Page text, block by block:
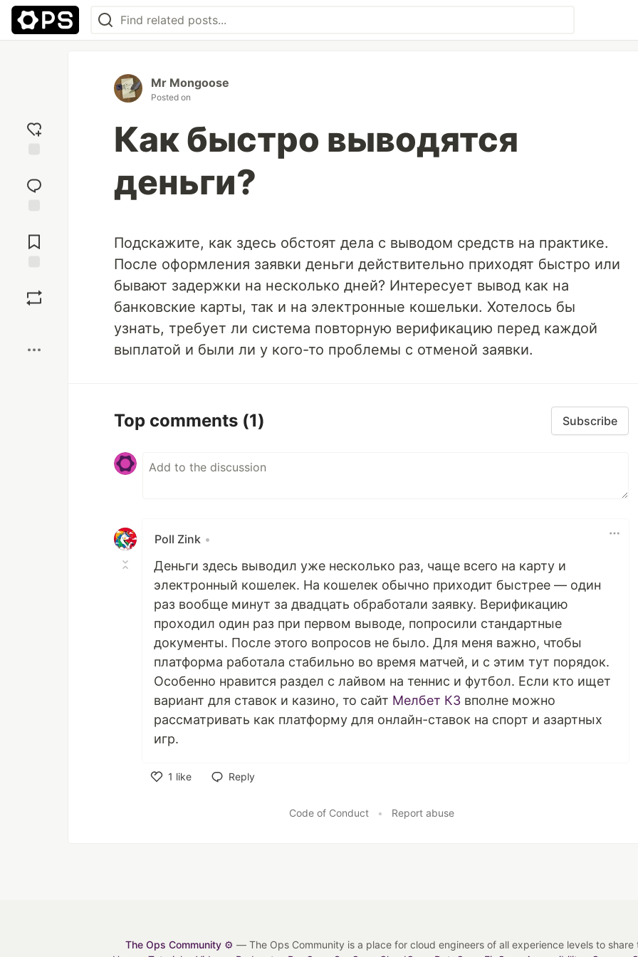
reaction
Comments
Mr Mongoose
Posted on
Как быстро выводятся
деньги?
Подскажите, как здесь обстоят дела с выводом средств на практике.
После оформления заявки деньги действительно приходят быстро или
бывают задержки на несколько дней? Интересует вывод как на
банковские карты, так и на электронные кошельки. Хотелось бы
узнать, требует ли система повторную верификацию перед каждой
выплатой и были ли у кого-то проблемы с отменой заявки.
Top comments (1) Subscribe
Poll Zink •
Деньги здесь выводил уже несколько раз, чаще всего на карту и
электронный кошелек. На кошелек обычно приходит быстрее — один
раз вообще минут за двадцать обработали заявку. Верификацию
проходил один раз при первом выводе, попросили стандартные
документы. После этого вопросов не было. Для меня важно, чтобы
платформа работала стабильно во время матчей, и с этим тут порядок.
Особенно нравится раздел с лайвом на теннис и футбол. Если кто ищет
вариант для ставок и казино, то сайт Мелбет КЗ вполне можно
рассматривать как платформу для онлайн-ставок на спорт и азартных
игр.
1 like
Reply
Code of Conduct • Report abuse
The Ops Community ⚙️ — The Ops Community is a place for cloud engineers of all experience levels to